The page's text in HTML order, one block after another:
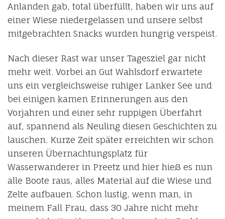
Anlanden gab, total überfüllt, haben wir uns auf
einer Wiese niedergelassen und unsere selbst
mitgebrachten Snacks wurden hungrig verspeist.
Nach dieser Rast war unser Tagesziel gar nicht
mehr weit. Vorbei an Gut Wahlsdorf erwartete
uns ein vergleichsweise ruhiger Lanker See und
bei einigen kamen Erinnerungen aus den
Vorjahren und einer sehr ruppigen Überfahrt
auf, spannend als Neuling diesen Geschichten zu
lauschen. Kurze Zeit später erreichten wir schon
unseren Übernachtungsplatz für
Wasserwanderer in Preetz und hier hieß es nun
alle Boote raus, alles Material auf die Wiese und
Zelte aufbauen. Schon lustig, wenn man, in
meinem Fall Frau, dass 30 Jahre nicht mehr